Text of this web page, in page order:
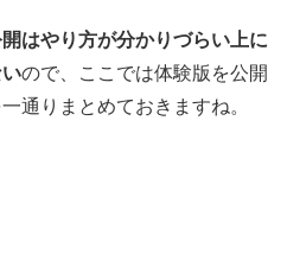
はやり方が分かりづらい上に
ので、ここでは体験版を公開
通りまとめておきますね。